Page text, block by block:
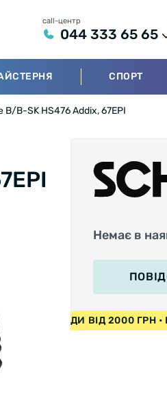
call-центр
044 333 65 65
СПОРТ
B-SK HS476 Addix, 67EPI
Немає в
НА ВЕЛОСИПЕДИ ВІД